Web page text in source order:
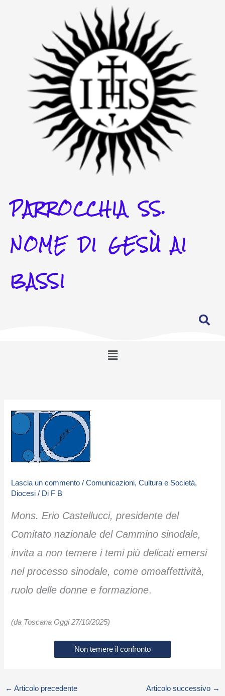
PARROCCHIA SS.
NOME DI GESÙ AI
BASSI
Menu
Lascia un commento /Comunicazioni,Cultura e Società,
Diocesi / Di F B
Mons. Erio Castellucci, presidente del
Comitato nazionale del Cammino sinodale,
invita a non temere i temi più delicati emersi
nel processo sinodale, come omoaffettività,
ruolo delle donne e formazione.
(da Toscana Oggi 27/10/2025)
Non temere il confronto
← Articolo precedente Articolo successivo →